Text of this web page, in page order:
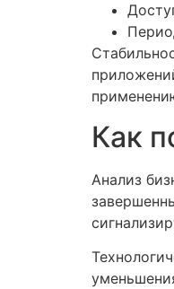
Как
Анализ